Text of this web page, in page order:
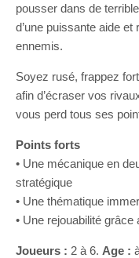
pousser dans de
d’une puissante aide
ennemis.
Soyez rusé, frappez
afin d’écraser vos
vous perd tous ses
Points forts
• Une mécanique en
stratégique
• Une thématique
• Une rejouabilité
Joueurs : 2 à 6. Age :